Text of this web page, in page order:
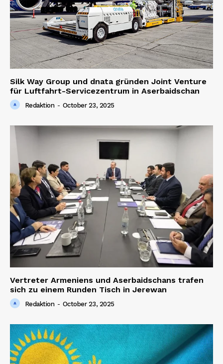
Silk Way Group und dnata gründen Joint Venture
für Luftfahrt-Servicezentrum in Aserbaidschan
Redaktion - October 23, 2025
Vertreter Armeniens und Aserbaidschans trafen
sich zu einem Runden Tisch in Jerewan
Redaktion - October 23, 2025